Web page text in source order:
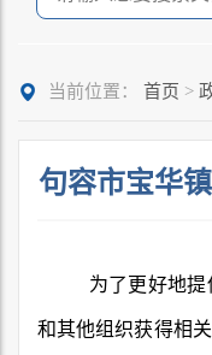
当前位置： 首页 >
句容市宝华
为了更好地
和其他组织获得相